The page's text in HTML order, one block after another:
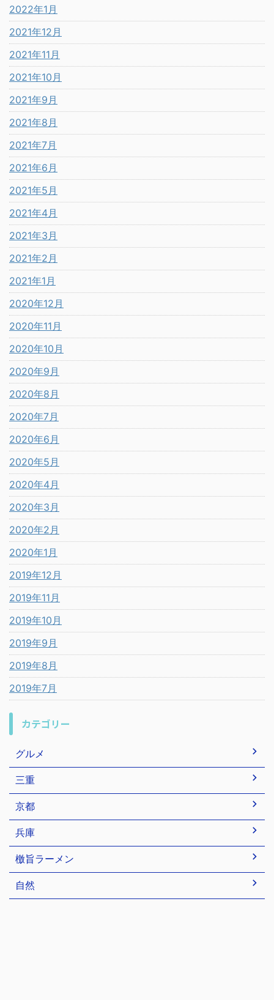
2022年1月
2021年12月
2021年11月
2021年10月
2021年9月
2021年8月
2021年7月
2021年6月
2021年5月
2021年4月
2021年3月
2021年2月
2021年1月
2020年12月
2020年11月
2020年10月
2020年9月
2020年8月
2020年7月
2020年6月
2020年5月
2020年4月
2020年3月
2020年2月
2020年1月
2019年12月
2019年11月
2019年10月
2019年9月
2019年8月
2019年7月
カテゴリー
グルメ
三重
京都
兵庫
檄旨ラーメン
自然